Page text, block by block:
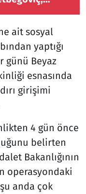
ait sosyal
yaptığı
günü Beyaz
esnasında
girişimi
4 gün önce
belirten
Bakanlığının
operasyondaki
anda çok